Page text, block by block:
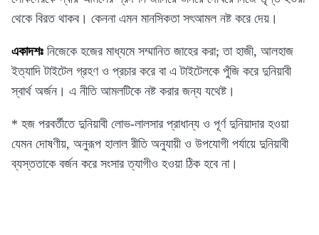
থেকে বিরত থাকব। কেননা এমন মানসিকতা সৎআমল নষ্ট করে দেয়।
একাদশঃ নিজেকে হজের মাধ্যমে সম্মানিত জাহের করা; তা হাজী, আলহাজ
ইত্যাদি টাইটেল গ্রহণ ও প্রচার করে বা এ টাইটেলকে পুঁজি করে দুনিয়াবী
স্বার্থ অর্জন। এ নীতি আমলটিকে নষ্ট করার জন্য যথেষ্ট।
* হজ পরবর্তীতে দুনিয়াবী লোভ-লালসার প্রাধান্য ও পূর্ণ দুনিয়াদার হওয়া
যেমন দোষণীয়, অনুরূপ হালাল রীতি অনুযায়ী ও উপযোগী পর্যায়ে দুনিয়াবী
ব্যস্ততাকে বর্জন করে সংসার ত্যাগীও হওয়া ঠিক হবে না।